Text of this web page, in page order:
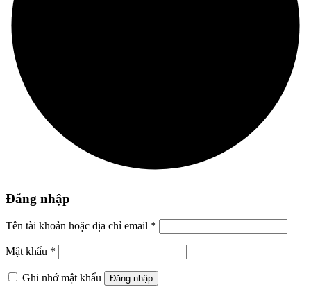
Đăng nhập
Tên tài khoản hoặc địa chỉ email *
Mật khẩu *
Ghi nhớ mật khẩu Đăng nhập